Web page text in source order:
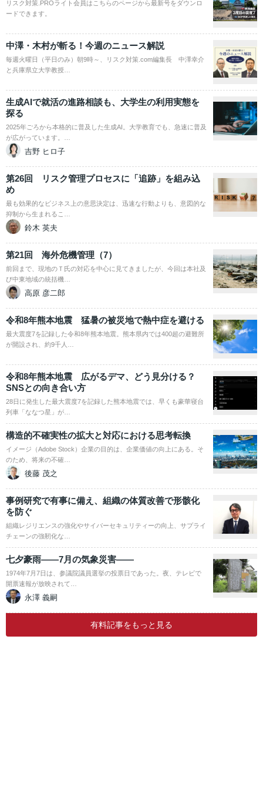
リスク対策.PROライト会員はこちらのページから最新号をダウンロ
ードできます。
中澤・木村が斬る！今週のニュース解説
毎週火曜日（平日のみ）朝9時～、リスク対策.com編集長 中澤幸介
と兵庫県立大学教授…
生成AIで就活の進路相談も、大学生の利用実態を
探る
2025年ごろから本格的に普及した生成AI。大学教育でも、急速に普及
が広がっています。…
吉野 ヒロ子
第26回 リスク管理プロセスに「追跡」を組み込
め
最も効果的なビジネス上の意思決定は、迅速な行動よりも、意図的な
抑制から生まれるこ…
鈴木 英夫
第21回 海外危機管理（7）
前回まで、現地のＴ氏の対応を中心に見てきましたが、今回は本社及
び中東地域の統括機…
高原 彦二郎
令和8年熊本地震 猛暑の被災地で熱中症を避ける
最大震度7を記録した令和8年熊本地震。熊本県内では400超の避難所
が開設され、約9千人…
令和8年熊本地震 広がるデマ、どう見分ける？
SNSとの向き合い方
28日に発生した最大震度7を記録した熊本地震では、早くも豪華寝台
列車「ななつ星」が…
構造的不確実性の拡大と対応における思考転換
イメージ（Adobe Stock）企業の目的は、企業価値の向上にある。そ
のため、将来の不確…
後藤 茂之
事例研究で有事に備え、組織の体質改善で形骸化
を防ぐ
組織レジリエンスの強化やサイバーセキュリティーの向上、サプライ
チェーンの強靭化な…
七夕豪雨――7月の気象災害――
1974年7月7日は、参議院議員選挙の投票日であった。夜、テレビで
開票速報が放映されて…
永澤 義嗣
有料記事をもっと見る